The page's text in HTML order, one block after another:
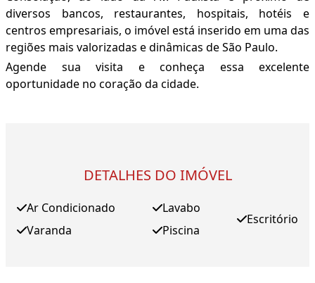
diversos bancos, restaurantes, hospitais, hotéis e
centros empresariais, o imóvel está inserido em uma das
regiões mais valorizadas e dinâmicas de São Paulo.
Agende sua visita e conheça essa excelente
oportunidade no coração da cidade.
DETALHES DO IMÓVEL
Ar Condicionado
Varanda
Lavabo
Piscina
Escritório